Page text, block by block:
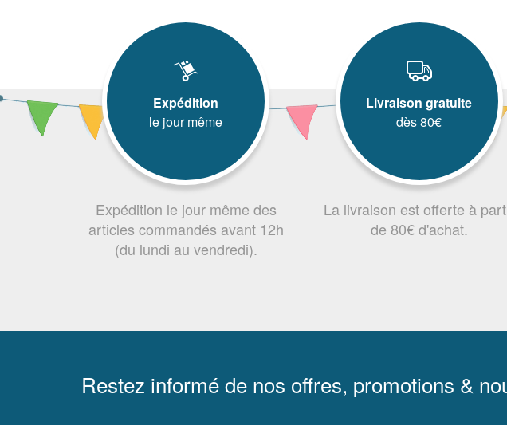
Expédition
le jour même
Expédition le jour même des
articles commandés avant 12h
(du lundi au vendredi).
Livraison gratuite
dès 80€
La livraison est offerte à
de 80€ d'achat.
Restez informé de nos offres, promotions &